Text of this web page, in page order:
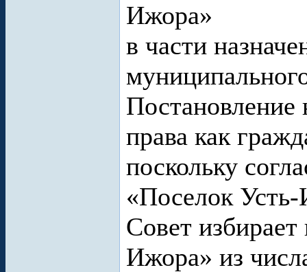
Ижора»
в части
Постановление
права как
поскольку
«Поселок
Совет
Ижора» из